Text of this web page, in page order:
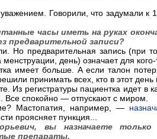
Говорили, что задумали к
часы иметь на руках
предварительной записи?
Но предварительная запись (при
день) означает для
имеет больше. А если талон
принимать всех, кто в этот
Из регистратуры пациентка идет в
Все спокойно — отпускают с миром.
Мастопатия, например, —
проясняет пункция...
вы назначаете
препараты.